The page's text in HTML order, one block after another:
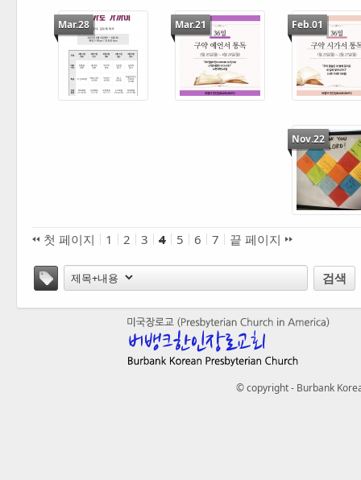
Mar.28 Mar.21 Feb.01
Nov.22
첫 페이지 1 2 3 4 5 6 7
끝 페이지
검색
© copyright - Burbank